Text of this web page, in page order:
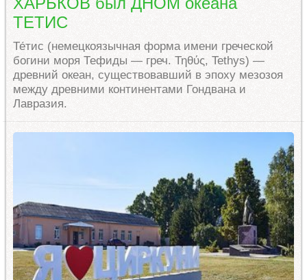
ТЕТИС
Те́тис (немецкоязычная форма имени греческой
богини моря Тефиды — греч. Τηθύς, Tethys) —
древний океан, существовавший в эпоху мезозоя
между древними континентами Гондвана и
Лавразия.